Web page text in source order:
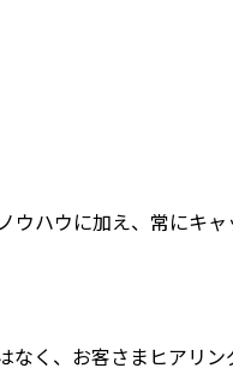
ハウに加え、常にキ
く、お客さまヒアリ